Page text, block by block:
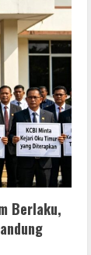
Berlaku,